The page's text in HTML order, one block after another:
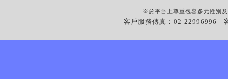
※於平台上尊重包容多元性別
客戶服務傳真：02-22996996